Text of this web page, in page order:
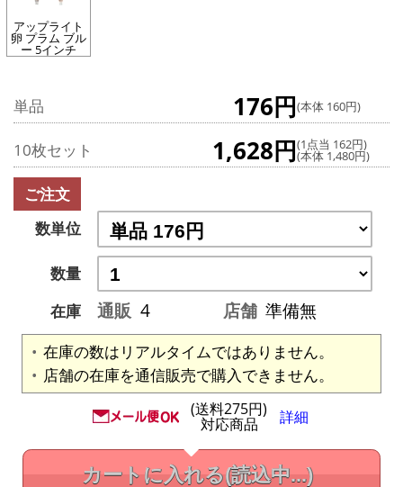
アップライト
卵 プラム ブル
ー 5インチ
単品 176円(本体 160円)
10枚セット 1,628円(1点当 162円)
(本体 1,480円)
ご注文
数単位
数量
在庫
通販 4 店舗 準備無
在庫の数はリアルタイムではありません。
店舗の在庫を通信販売で購入できません。
(送料275円)
対応商品 詳細
カートに入れる(読込中...)